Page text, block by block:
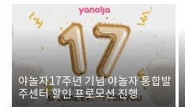
야놀자17주년 기념 야놀자 통합발
주센터 할인 프로모션 진행